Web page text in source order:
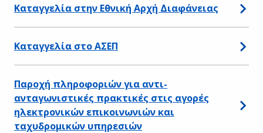
Καταγγελία στην Εθνική Αρχή Διαφάνειας
Καταγγελία στο ΑΣΕΠ
Παροχή πληροφοριών για αντι-
ανταγωνιστικές πρακτικές στις αγορές
ηλεκτρονικών επικοινωνιών και
ταχυδρομικών υπηρεσιών